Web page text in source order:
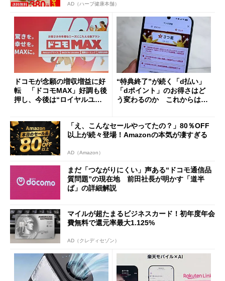
AD（ハーブ健康本舗）
ドコモが念願の増収増益に好
転 「ドコモMAX」好調も後
押し、今後は“ロイヤルユー
“特典終了”が続く「d払い」
「dポイント」のお得さはど
う変わるのか これからは
「え、こんなセールやってたの？」80％OFF
以上が続々登場！Amazonの本気が凄すぎる
AD（Amazon）
まだ「つながりにくい」声ある“ドコモ通信品
質問題”の現在地 前田社長が明かす「道半
ば」の詳細解説
マイルが超たまるビジネスカード！初年度年会
費無料で還元率最大1.125%
AD（クレディセゾン）